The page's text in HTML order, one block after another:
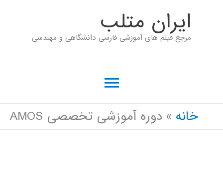
ايران متلب
مرجع فیلم های آموزشی فارسی دانشگاهی و مهندسی
فهرست
اصلی
خانه دوره آموزشی تخصصی AMOS